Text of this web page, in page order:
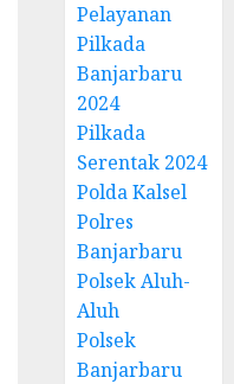
Pelayanan
Pilkada
Banjarbaru
2024
Pilkada
Serentak 2024
Polda Kalsel
Polres
Banjarbaru
Polsek Aluh-
Aluh
Polsek
Banjarbaru